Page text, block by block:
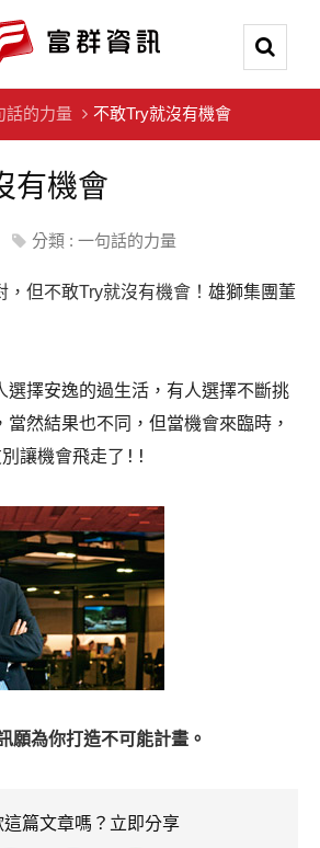
話的力量 不敢Try就沒有機會
有機會
分類 : 一句話的力量
但不敢Try就沒有機會！ 雄獅集團董
選擇安逸的過生活，有人選擇不斷挑
然結果也不同，但當機會來臨時，
讓機會飛走了!!
願為你打造不可能計畫。
這篇文章嗎？立即分享